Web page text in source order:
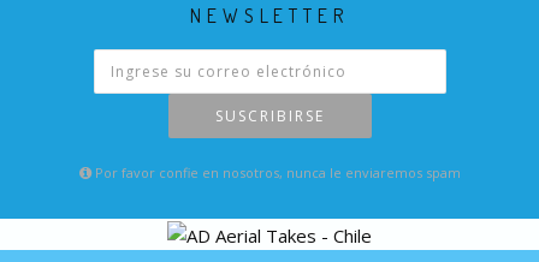
NEWSLETTER
SUSCRIBIRSE
Por favor confie en nosotros, nunca le enviaremos spam